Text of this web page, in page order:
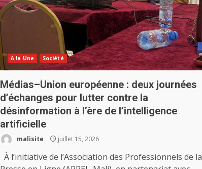
A la Une Société
Médias–Union européenne : deux journées
d’échanges pour lutter contre la
désinformation à l’ère de l’intelligence
artificielle
malisite juillet 15, 2026
À l’initiative de l’Association des Professionnels de la